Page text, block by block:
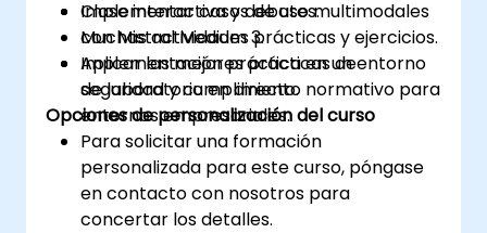
Implementar casos de uso multimodales
con Mistral Medium 3.
Aplicar las mejores prácticas de
seguridad y cumplimiento normativo para
entornos empresariales.
Clase interactiva y debates.
Muchas actividades prácticas y ejercicios.
Implementación práctica en un entorno
de laboratorio en directo.
Opciones de personalización del curso
Para solicitar una formación
personalizada para este curso, póngase
en contacto con nosotros para
concertar los detalles.